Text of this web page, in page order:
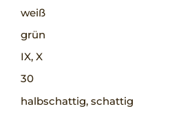
weiß
grün
IX, X
30
halbschattig, schattig